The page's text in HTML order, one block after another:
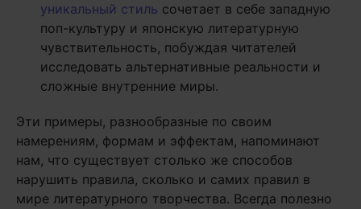
уникальный стиль сочетает в себе западную
поп-культуру и японскую литературную
чувствительность, побуждая читателей
исследовать альтернативные реальности и
сложные внутренние миры.
Эти примеры, разнообразные по своим
намерениям, формам и эффектам, напоминают
нам, что существует столько же способов
нарушить правила, сколько и самих правил в
мире литературного творчества. Всегда полезно